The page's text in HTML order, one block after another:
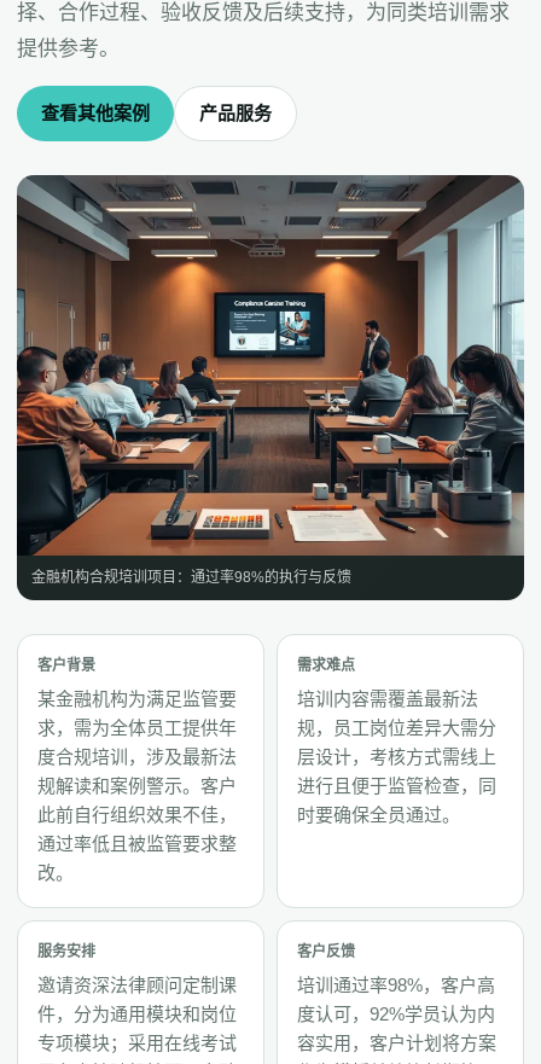
择、合作过程、验收反馈及后续支持，为同类培训需求
提供参考。
查看其他案例 产品服务
金融机构合规培训项目：通过率98%的执行与反馈
客户背景
某金融机构为满足监管要
求，需为全体员工提供年
度合规培训，涉及最新法
规解读和案例警示。客户
此前自行组织效果不佳，
通过率低且被监管要求整
改。
需求难点
培训内容需覆盖最新法
规，员工岗位差异大需分
层设计，考核方式需线上
进行且便于监管检查，同
时要确保全员通过。
服务安排
邀请资深法律顾问定制课
件，分为通用模块和岗位
专项模块；采用在线考试
客户反馈
培训通过率98%，客户高
度认可，92%学员认为内
容实用，客户计划将方案